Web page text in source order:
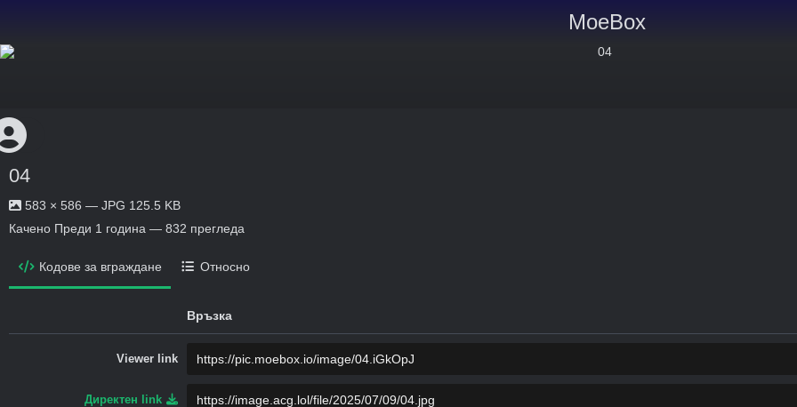
MoeBox
04
583 × 586 — JPG 125.5 KB
Качено Преди 1 година — 832 прегледа
Кодове за вграждане Относно
Връзка
Viewer link
Директен link